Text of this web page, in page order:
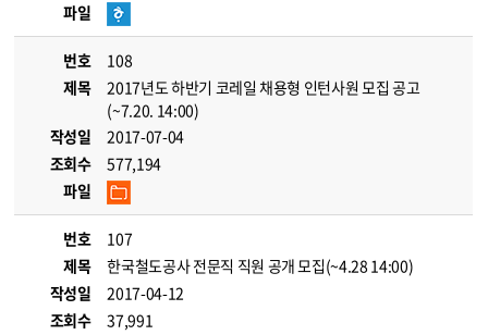
파일
번호
108
제목
2017년도 하반기 코레일 채용형 인턴사원 모집 공고
(~7.20. 14:00)
작성일
2017-07-04
조회수
577,194
파일
번호
107
제목
한국철도공사 전문직 직원 공개 모집(~4.28 14:00)
작성일
2017-04-12
조회수
37,991